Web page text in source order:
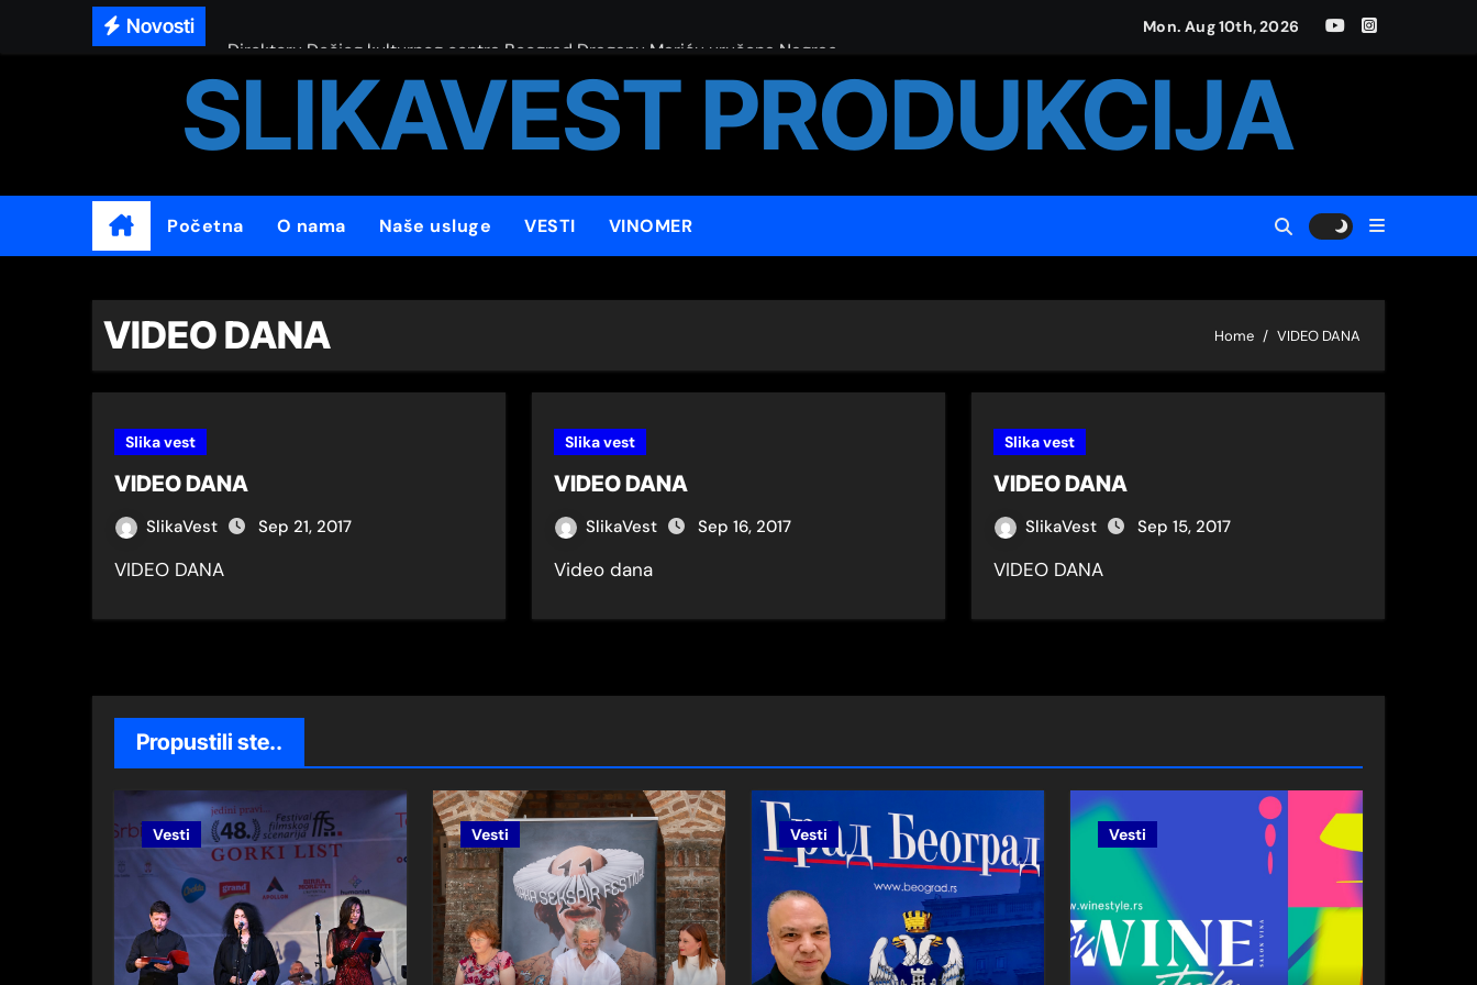
Novosti
Direktoru Dečjeg kulturnog centra Beograd Draganu Mariću uručena Nagrada Grada Beograda „DespotStefan Lazarević“ za 2023. godinu
Da se ne zaboravi – 25 godina od NATO bombardovanja
47. Festival Filmskog scenarija
Međunarodno takmičenje učenika i studenata udaraljki ,,Stevan Strunjašević”
ПРИЧЕ БЕОГРАДСКЕ
СУСРЕТИ СА СРПСКИМ ПИСЦИМА ИЗ ДАЛМАЦИЈЕ
OTVOREN 46.Festival filmskog scenarija
46.Festival filmskog scenarija
Zemunski maturanti
Jedini pravi 48. festival filmskog scenarija-Gorki List
Mon. Aug 10th, 2026
SLIKAVEST PRODUKCIJA
Početna O nama Naše usluge VESTI VINOMER
VIDEO DANA Home VIDEO DANA
Slika vest
VIDEO DANA
SlikaVest Sep 21, 2017
VIDEO DANA
Slika vest
VIDEO DANA
SlikaVest Sep 16, 2017
Video dana
Slika vest
VIDEO DANA
SlikaVest Sep 15, 2017
VIDEO DANA
Propustili ste..
Vesti Vesti Vesti Vesti